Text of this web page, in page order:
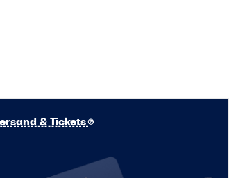
& Tickets